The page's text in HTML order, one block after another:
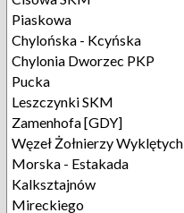
Piaskowa
Chylońska - Kcyńska
Chylonia Dworzec PKP
Pucka
Leszczynki SKM
Zamenhofa [GDY]
Węzeł Żołnierzy Wyklętych
Morska - Estakada
Kalksztajnów
Mireckiego